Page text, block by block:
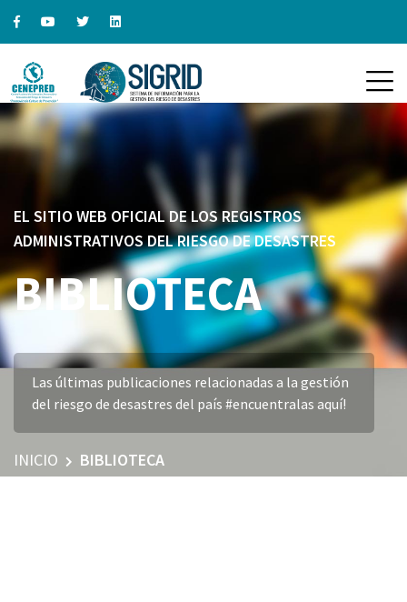
EL SITIO WEB OFICIAL DE LOS REGISTROS
ADMINISTRATIVOS DEL RIESGO DE DESASTRES
BIBLIOTECA
Las últimas publicaciones relacionadas a la gestión
del riesgo de desastres del país #encuentralas aquí!
INICIO BIBLIOTECA